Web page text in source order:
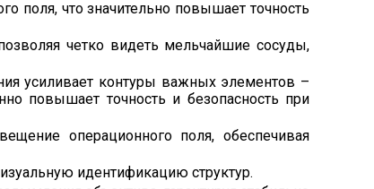
поля, что значительно повышает точность
четко видеть мельчайшие сосуды,
усиливает контуры важных элементов –
повышает точность и безопасность при
операционного поля, обеспечивая
идентификацию структур.